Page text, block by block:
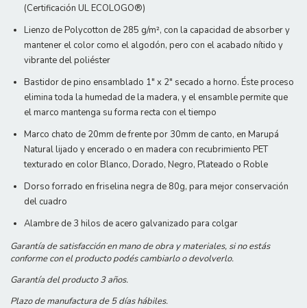
(Certificación UL ECOLOGO®)
Lienzo de Polycotton de 285 g/m², con la capacidad de absorber y
mantener el color como el algodón, pero con el acabado nítido y
vibrante del poliéster
Bastidor de pino ensamblado 1" x 2" secado a horno. Éste proceso
elimina toda la humedad de la madera, y el ensamble permite que
el marco mantenga su forma recta con el tiempo
Marco chato de 20mm de frente por 30mm de canto, en Marupá
Natural lijado y encerado o en madera con recubrimiento PET
texturado en color Blanco, Dorado, Negro, Plateado o Roble
Dorso forrado en friselina negra de 80g, para mejor conservación
del cuadro
Alambre de 3 hilos de acero galvanizado para colgar
Garantía de satisfacción en mano de obra y materiales, si no estás
conforme con el producto podés cambiarlo o devolverlo.
Garantía del producto 3 años.
Plazo de manufactura de 5 días hábiles.